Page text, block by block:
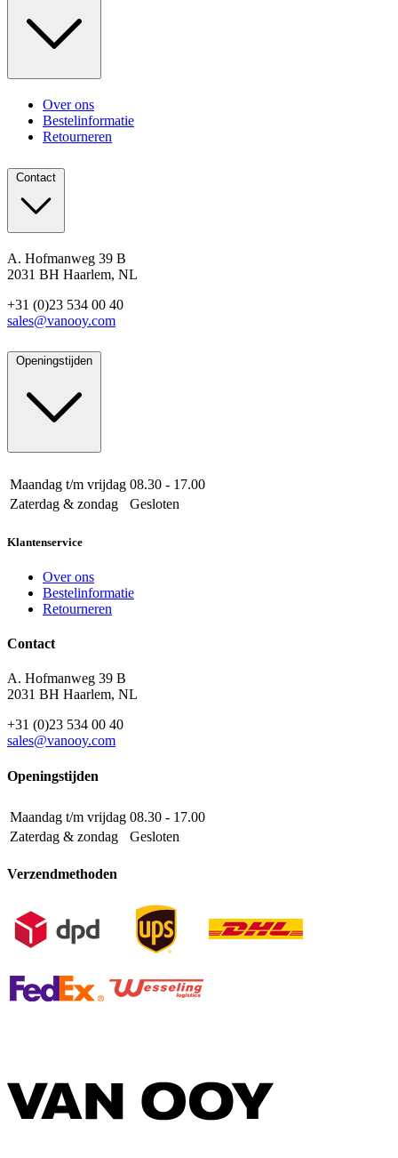
Over ons
Bestelinformatie
Retourneren
Contact
A. Hofmanweg 39 B
2031 BH Haarlem, NL
+31 (0)23 534 00 40
sales@vanooy.com
Openingstijden
Maandag t/m vrijdag 08.30 - 17.00
Zaterdag & zondag
Gesloten
Klantenservice
Over ons
Bestelinformatie
Retourneren
Contact
A. Hofmanweg 39 B
2031 BH Haarlem, NL
+31 (0)23 534 00 40
sales@vanooy.com
Openingstijden
Maandag t/m vrijdag 08.30 - 17.00
Zaterdag & zondag
Gesloten
Verzendmethoden